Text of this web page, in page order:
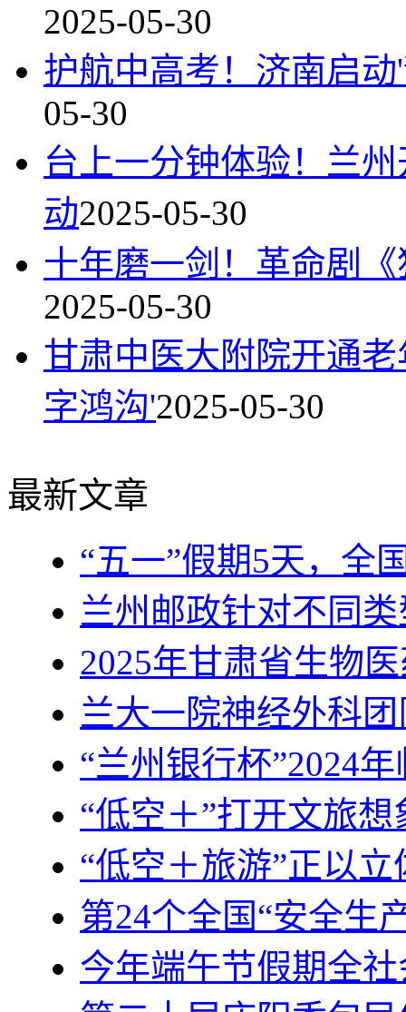
2025-05-30
护航中高考！济南启
05-30
台上一分钟体验！兰
动2025-05-30
十年磨一剑！革命剧
2025-05-30
甘肃中医大附院开通
字鸿沟'2025-05-30
最新文章
“五一”假期5天，全
兰州邮政针对不同
2025年甘肃省生物
兰大一院神经外科
“兰州银行杯”2024
“低空＋”打开文旅
“低空＋旅游”正以
第24个全国“安全生
今年端午节假期全